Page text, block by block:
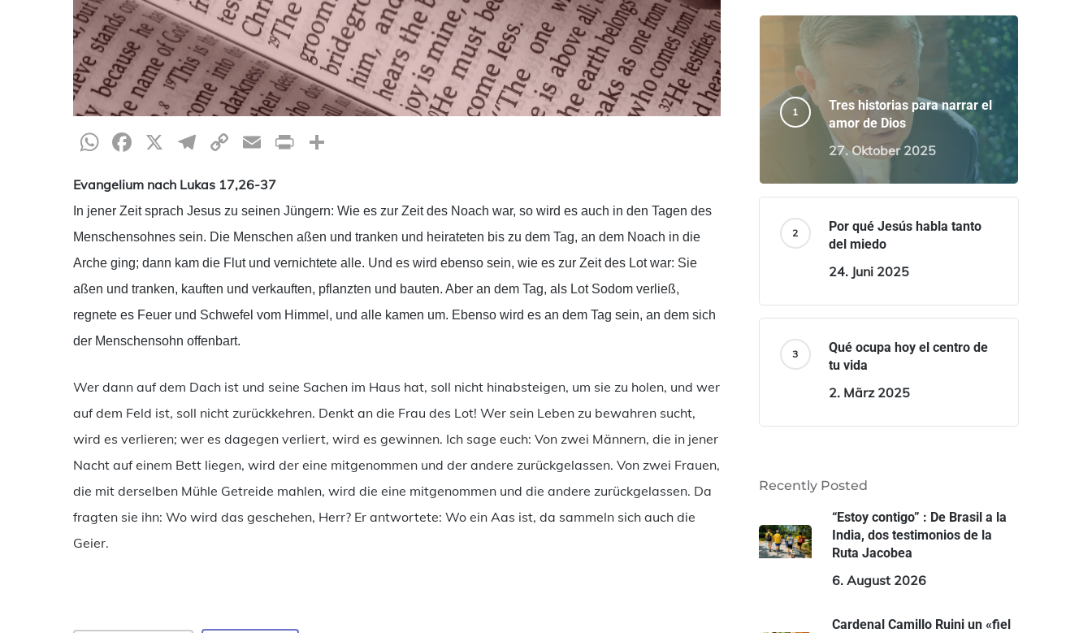
WhatsApp
Facebook
X Telegram
CopyEmailPrint
Evangelium nach Lukas 17,26-37
In jener Zeit sprach Jesus zu seinen Jüngern: Wie es zur Zeit des Noach war, so wird es auch in den Tagen des
Menschensohnes sein. Die Menschen aßen und tranken und heirateten bis zu dem Tag, an dem Noach in die
Arche ging; dann kam die Flut und vernichtete alle. Und es wird ebenso sein, wie es zur Zeit des Lot war: Sie
aßen und tranken, kauften und verkauften, pflanzten und bauten. Aber an dem Tag, als Lot Sodom verließ,
regnete es Feuer und Schwefel vom Himmel, und alle kamen um. Ebenso wird es an dem Tag sein, an dem sich
der Menschensohn offenbart.
Wer dann auf dem Dach ist und seine Sachen im Haus hat, soll nicht hinabsteigen, um sie zu holen, und wer
auf dem Feld ist, soll nicht zurückkehren. Denkt an die Frau des Lot! Wer sein Leben zu bewahren sucht,
wird es verlieren; wer es dagegen verliert, wird es gewinnen. Ich sage euch: Von zwei Männern, die in jener
Nacht auf einem Bett liegen, wird der eine mitgenommen und der andere zurückgelassen. Von zwei Frauen,
die mit derselben Mühle Getreide mahlen, wird die eine mitgenommen und die andere zurückgelassen. Da
fragten sie ihn: Wo wird das geschehen, Herr? Er antwortete: Wo ein Aas ist, da sammeln sich auch die
Geier.
Tres historias para narrar el
amor de Dios
27. Oktober 2025
Por qué Jesús habla tanto
del miedo
24. Juni 2025
Qué ocupa hoy el centro de
tu vida
2. März 2025
Recently Posted
“Estoy contigo” : De Brasil a la
India, dos testimonios de la
Ruta Jacobea
6. August 2026
Cardenal Camillo Ruini un «fiel